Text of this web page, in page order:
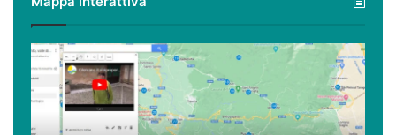
ma
eccezionali.
Cilento,
Vallo
di
Diano
ed